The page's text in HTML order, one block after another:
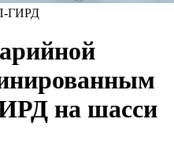
ГИРД
на шасси